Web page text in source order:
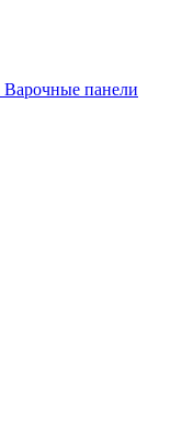
Варочные панели